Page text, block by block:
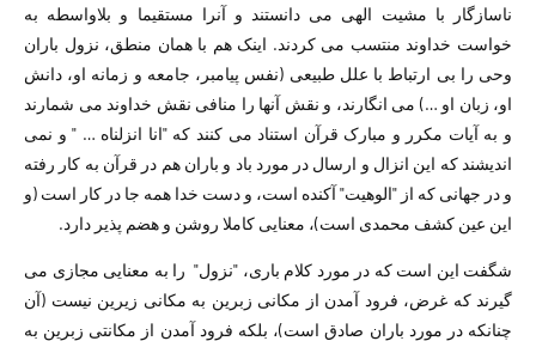
ناسازگار با مشیت الهی می دانستند و آنرا مستقیما و بلاواسطه به
خواست خداوند منتسب می کردند. اینک هم با همان منطق، نزول باران
وحی را بی ارتباط با علل طبیعی (نفس پیامبر، جامعه و زمانه او، دانش
او، زبان او …) می انگارند، و نقش آنها را منافی نقش خداوند می شمارند
و به آیات مکرر و مبارک قرآن استناد می کنند که "انا انزلناه … " و نمی
اندیشند که این انزال و ارسال در مورد باد و باران هم در قرآن به کار رفته
و در جهانی که از "الوهیت" آکنده است، و دست خدا همه جا در کار است (و
این عین کشف محمدی است)، معنایی کاملا روشن و هضم پذیر دارد.
شگفت این است که در مورد کلام باری، "نزول" را به معنایی مجازی می
گیرند که غرض، فرود آمدن از مکانی زبرین به مکانی زیرین نیست (آن
چنانکه در مورد باران صادق است)، بلکه فرود آمدن از مکانتی زبرین به